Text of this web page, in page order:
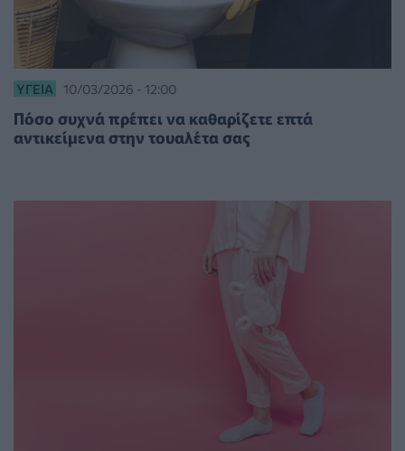
ΥΓΕΊΑ 10/03/2026 - 12:00
Πόσο συχνά πρέπει να καθαρίζετε επτά
αντικείμενα στην τουαλέτα σας